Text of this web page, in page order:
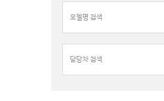
색
:
델
명
:자